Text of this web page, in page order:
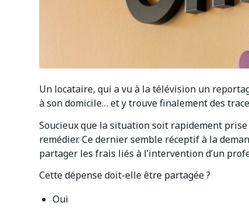
Un locataire, qui a vu à la télévision un
à son domicile… et y trouve finalement des
Soucieux que la situation soit rapidement
remédier. Ce dernier semble réceptif à la
partager les frais liés à l’intervention d’un
Cette dépense doit-elle être partagée ?
Oui